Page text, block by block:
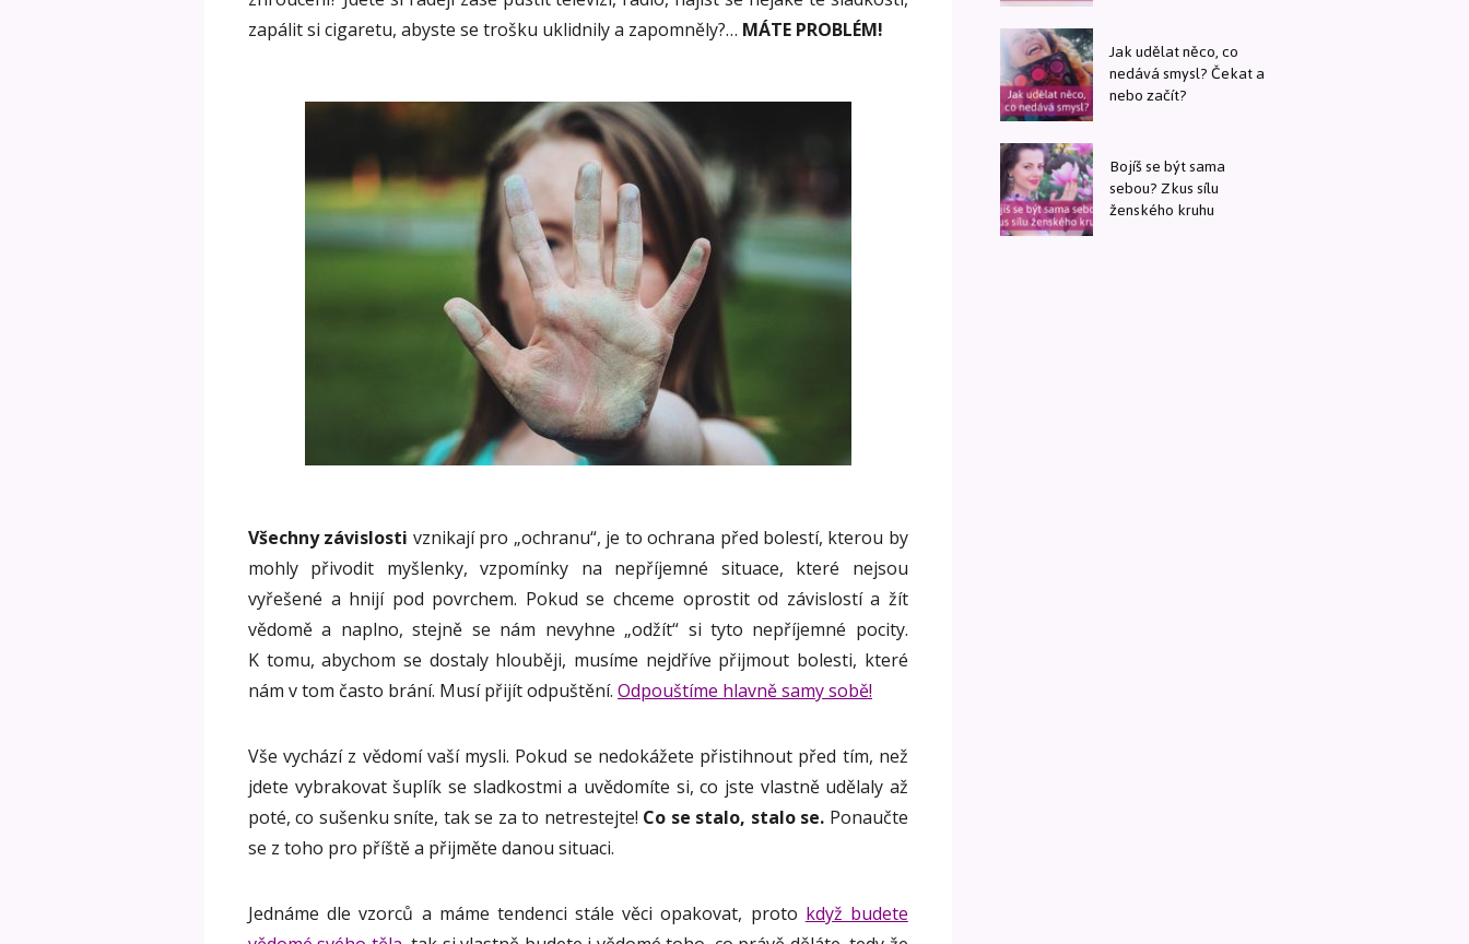
zapálit si cigaretu, abyste se trošku uklidnily a zapomněly?… MÁTE PROBLÉM!
Všechny závislosti vznikají pro „ochranu“, je to ochrana před bolestí, kterou by
mohly přivodit myšlenky, vzpomínky na nepříjemné situace, které nejsou
vyřešené a hnijí pod povrchem. Pokud se chceme oprostit od závislostí a žít
vědomě a naplno, stejně se nám nevyhne „odžít“ si tyto nepříjemné pocity.
K tomu, abychom se dostaly hlouběji, musíme nejdříve přijmout bolesti, které
nám v tom často brání. Musí přijít odpuštění. Odpouštíme hlavně samy sobě!
Vše vychází z vědomí vaší mysli. Pokud se nedokážete přistihnout před tím, než
jdete vybrakovat šuplík se sladkostmi a uvědomíte si, co jste vlastně udělaly až
poté, co sušenku sníte, tak se za to netrestejte! Co se stalo, stalo se. Ponaučte
se z toho pro příště a přijměte danou situaci.
Jednáme dle vzorců a máme tendenci stále věci opakovat, proto když budete
Jak udělat něco, co
nedává smysl? Čekat a
nebo začít?
Bojíš se být sama
sebou? Zkus sílu
ženského kruhu